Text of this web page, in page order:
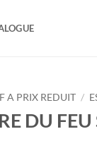
A PRIX REDUIT /
DU FEU